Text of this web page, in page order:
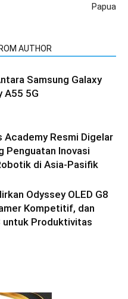
Papua
AUTHOR
Samsung Galaxy
A55 5G
Academy Resmi Digelar
Penguatan Inovasi
di Asia-Pasifik
Odyssey OLED G8
Kompetitif, dan
untuk Produktivitas